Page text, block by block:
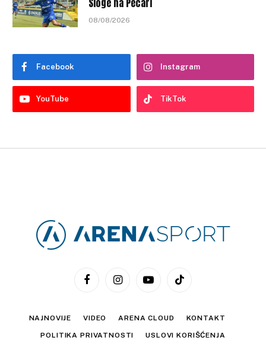
08/08/2026
Facebook Instagram
YouTube TikTok
FacebookInstagramYouTubeTikTok
NAJNOVIJE VIDEO ARENA CLOUD KONTAKT
POLITIKA PRIVATNOSTI USLOVI KORIŠĆENJA